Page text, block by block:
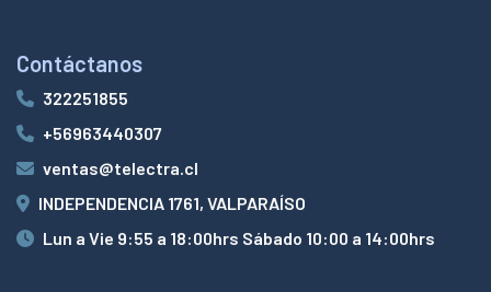
Contáctanos
322251855
+56963440307
ventas@telectra.cl
INDEPENDENCIA 1761, VALPARAÍSO
Lun a Vie 9:55 a 18:00hrs Sábado 10:00 a 14:00hrs